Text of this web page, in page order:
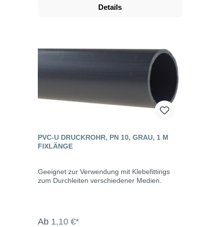
Details
PVC-U DRUCKROHR, PN 10, GRAU, 1 M
FIXLÄNGE
Geeignet zur Verwendung mit Klebefittings
zum Durchleiten verschiedener Medien.
Ab 1,10 €*